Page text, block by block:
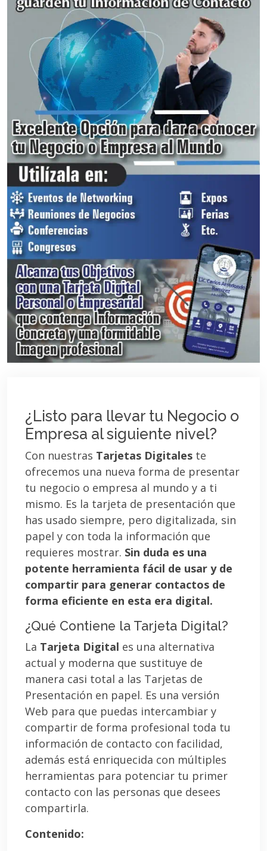
¿Listo para llevar tu Negocio o
Empresa al siguiente nivel?
Con nuestras Tarjetas Digitales te
ofrecemos una nueva forma de presentar
tu negocio o empresa al mundo y a ti
mismo. Es la tarjeta de presentación que
has usado siempre, pero digitalizada, sin
papel y con toda la información que
requieres mostrar. Sin duda es una
potente herramienta fácil de usar y de
compartir para generar contactos de
forma eficiente en esta era digital.
¿Qué Contiene la Tarjeta Digital?
La Tarjeta Digital es una alternativa
actual y moderna que sustituye de
manera casi total a las Tarjetas de
Presentación en papel. Es una versión
Web para que puedas intercambiar y
compartir de forma profesional toda tu
información de contacto con facilidad,
además está enriquecida con múltiples
herramientas para potenciar tu primer
contacto con las personas que desees
compartirla.
Contenido: